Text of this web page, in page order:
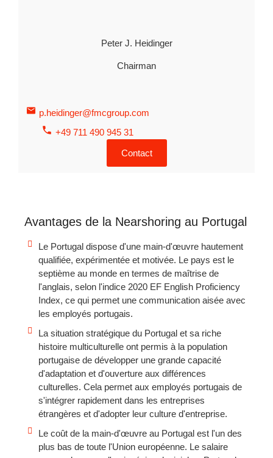
Peter J. Heidinger
Chairman
p.heidinger@fmcgroup.com
+49 711 490 945 31
Contact
Avantages de la Nearshoring au Portugal
Le Portugal dispose d'une main-d'œuvre hautement
qualifiée, expérimentée et motivée. Le pays est le
septième au monde en termes de maîtrise de
l'anglais, selon l'indice 2020 EF English Proficiency
Index, ce qui permet une communication aisée avec
les employés portugais.
La situation stratégique du Portugal et sa riche
histoire multiculturelle ont permis à la population
portugaise de développer une grande capacité
d'adaptation et d'ouverture aux différences
culturelles. Cela permet aux employés portugais de
s'intégrer rapidement dans les entreprises
étrangères et d'adopter leur culture d'entreprise.
Le coût de la main-d'œuvre au Portugal est l'un des
plus bas de toute l'Union européenne. Le salaire